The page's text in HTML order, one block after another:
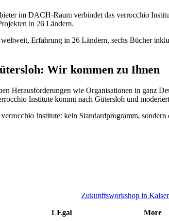
im DACH-Raum verbindet das verrocchio
in 26 Ländern.
Erfahrung in 26 Ländern, sechs Bücher
Wir kommen zu Ihnen
Herausforderungen wie Organisationen in ganz
Institute kommt nach Gütersloh und
Institute: kein Standardprogramm,
Zukunftsworkshop in
LEgal More